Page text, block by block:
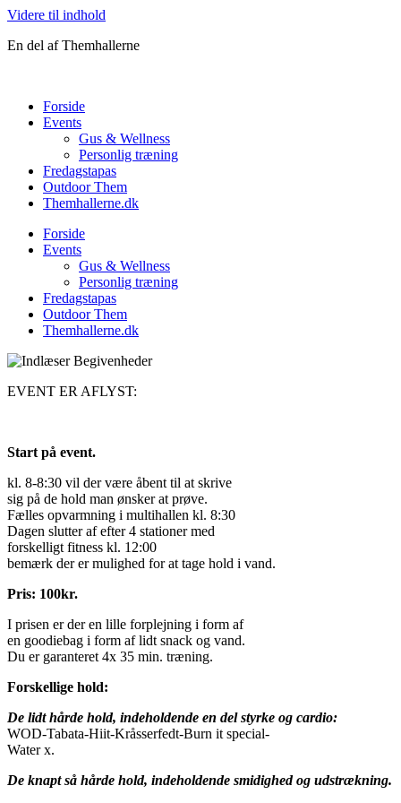
Videre til indhold
En del af Themhallerne
Forside
Events
Gus & Wellness
Personlig træning
Fredagstapas
Outdoor Them
Themhallerne.dk
Forside
Events
Gus & Wellness
Personlig træning
Fredagstapas
Outdoor Them
Themhallerne.dk
EVENT ER AFLYST:
Start på event.
kl. 8-8:30 vil der være åbent til at skrive
sig på de hold man ønsker at prøve.
Fælles opvarmning i multihallen kl. 8:30
Dagen slutter af efter 4 stationer med
forskelligt fitness kl. 12:00
bemærk der er mulighed for at tage hold i vand.
Pris: 100kr.
I prisen er der en lille forplejning i form af
en goodiebag i form af lidt snack og vand.
Du er garanteret 4x 35 min. træning.
Forskellige hold:
De lidt hårde hold, indeholdende en del styrke og cardio:
WOD-Tabata-Hiit-Kråsserfedt-Burn it special-
Water x.
De knapt så hårde hold, indeholdende smidighed og udstrækning.